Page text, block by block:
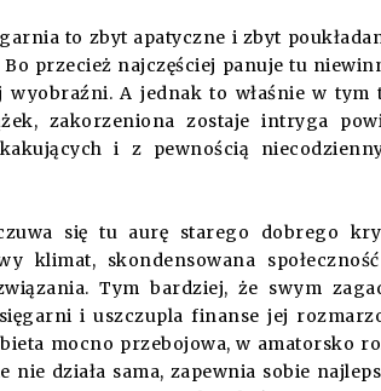
to zbyt apatyczne i zbyt
przecież najczęściej panuje tu
wyobraźni. A jednak to właśnie w
zakorzeniona zostaje intryga
i z pewnością
się tu aurę starego dobrego
klimat, skondensowana
Tym bardziej, że swym
i uszczupla finanse jej
mocno przebojowa, w amatorsko
nie działa sama, zapewnia sobie